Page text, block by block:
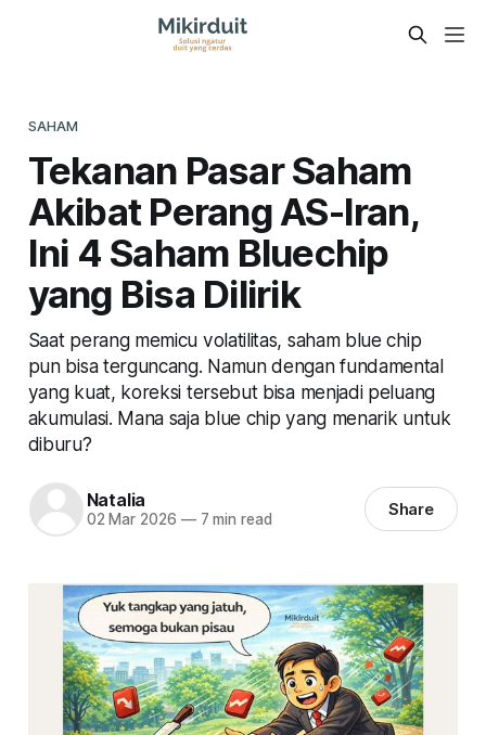
SAHAM
Tekanan Pasar Saham
Akibat Perang AS-Iran,
Ini 4 Saham Bluechip
yang Bisa Dilirik
Saat perang memicu volatilitas, saham blue chip
pun bisa terguncang. Namun dengan fundamental
yang kuat, koreksi tersebut bisa menjadi peluang
akumulasi. Mana saja blue chip yang menarik untuk
diburu?
Natalia
02 Mar 2026 —7 min read Share